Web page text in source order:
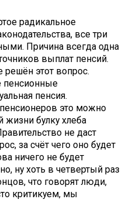
радикальное
все три
Причина всегда одна
выплат пенсий.
этот вопрос.
пенсионные
пенсия.
это можно
жизни булку хлеба
не даст
за счёт чего оно будет
ничего не будет
ну хоть в четвертый раз
что говорят люди,
критикуем, мы